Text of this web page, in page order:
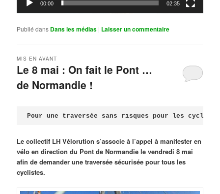
00:00 02:35
Publié dans Dans les médias | Laisser un commentaire
Le 8 mai : On fait le Pont …
de Normandie !
MIS EN AVANT
Pour une traversée sans risques pour les
Le collectif LH Vélorution s’associe à l’appel à manifester en
vélo en direction du Pont de Normandie le vendredi 8 mai
afin de demander une traversée sécurisée pour tous les
cyclistes.